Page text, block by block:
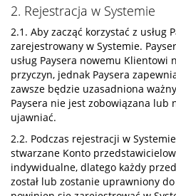
2. Rejestracja w Systemie
2.1. Aby zacząć korzystać z usług
zarejestrowany w Systemie.
usług Paysera nowemu Klientowi
przyczyn, jednak Paysera
zawsze będzie uzasadniona
Paysera nie jest zobowiązana lub
ujawniać.
2.2. Podczas rejestracji w
stwarzane Konto
indywidualne, dlatego każdy
został lub zostanie uprawniony